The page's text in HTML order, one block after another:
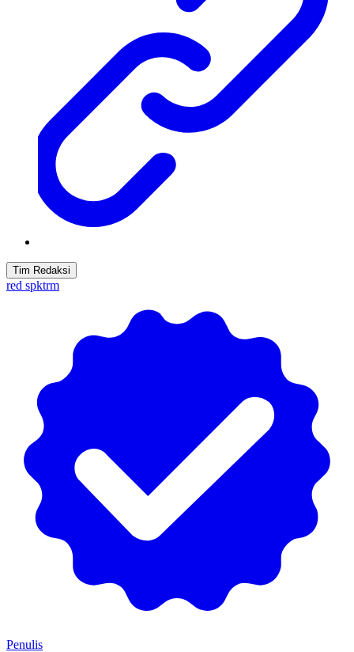
Tim Redaksi
red spktrm
Penulis